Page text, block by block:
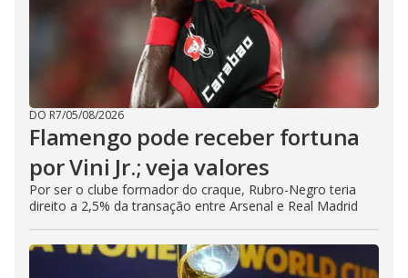
DO R7/05/08/2026
Flamengo pode receber fortuna
por Vini Jr.; veja valores
Por ser o clube formador do craque, Rubro-Negro teria
direito a 2,5% da transação entre Arsenal e Real Madrid